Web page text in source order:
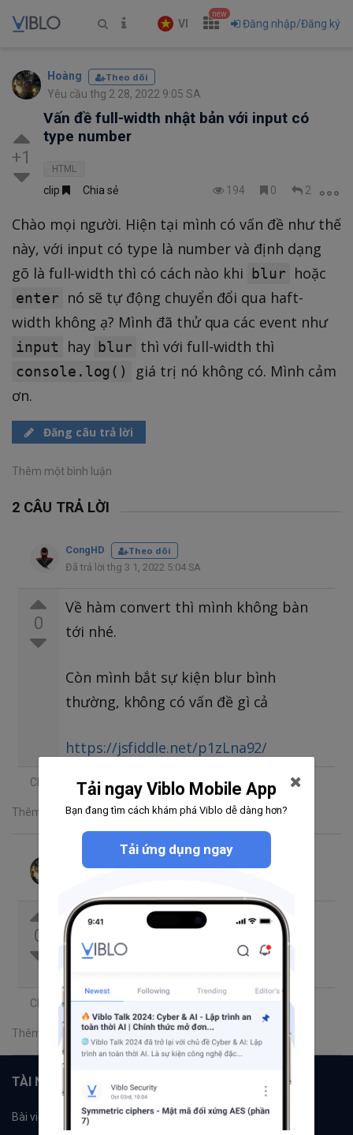
VI
new
Đăng nhập/Đăng ký
Hoàng Theo dõi
Yêu cầu thg 2 28, 2022 9:05 SA
+1
Vấn đề full-width nhật bản với input có
type number
HTML
clip Chia sẻ 194 0 2
Chào mọi người. Hiện tại mình có vấn đề như thế
này, với input có type là number và định dạng
gõ là full-width thì có cách nào khi
blur hoặc
enter
nó sẽ tự động chuyển đổi qua haft-
width không ạ? Mình đã thử qua các event như
input hay blur thì với full-width thì
console.log()
giá trị nó không có. Mình cảm
ơn.
Đăng câu trả lời
Thêm một bình luận
2 CÂU TRẢ LỜI
CongHD
Theo dõi
Đã trả lời thg 3 1, 2022 5:04 SA
0
Về hàm convert thì mình không bàn
tới nhé.
Còn mình bắt sự kiện blur bình
thường, không có vấn đề gì cả
https://jsfiddle.net/p1zLna92/
Chia sẻ
Thêm một bình luận
Hoàng
0
@conghdql4type=text thì không vấn
đề gì, đây mình đang nói khi
Chia sẻ
Thêm một bình luận
TÀI NGUYÊN
Bài viết Tổ chức
Tải ngay Viblo Mobile App
Bạn đang tìm cách khám phá Viblo dễ dàng hơn?
Tải ứng dụng ngay